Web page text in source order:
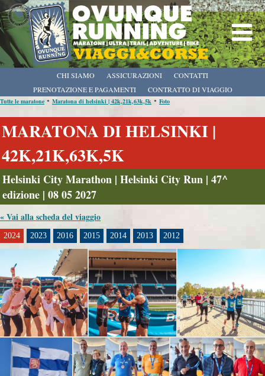
CHI SIAMO
PRENOTAZIONE E PAGAMENTI
CONTRATTO DI VIAGGIO
ASSICURAZIONI CONTATTI
Tutte le maratone • Maratona di helsinki | 42k,21k,63k,5k • Foto
MARATONA DI HELSINKI |
42K,21K,63K,5K
Helsinki City Marathon | Helsinki City Run | 47^
edizione | 08 05 2027
« Vai alla scheda del viaggio
2024 2023 2016 2015 2014 2013 2012